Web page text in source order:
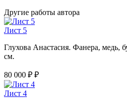
Другие работы автора
Лист 5
Глухова Анастасия. Фанера, медь,
см.
80 000 ₽ ₽
Лист 4